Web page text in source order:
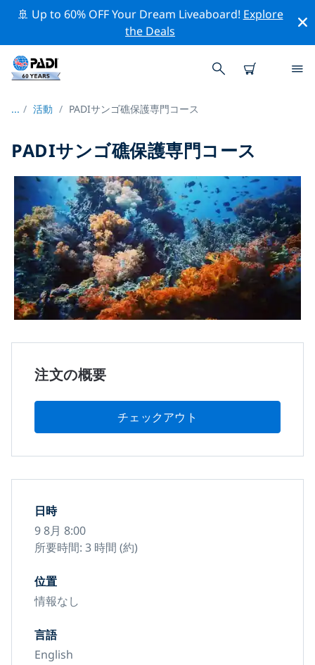
🚢 Up to 60% OFF Your Dream Liveaboard! Explore
the Deals
... / 活動 PADIサンゴ礁保護専門コース
PADIサンゴ礁保護専門コース
注文の概要
チェックアウト
日時
9 8月 8:00
所要時間: 3 時間 (約)
位置
情報なし
言語
English